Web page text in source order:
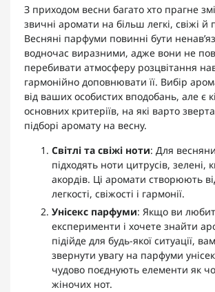
З приходом весни багато хто прагне
звичні аромати на більш легкі, свіжі й
Весняні парфуми повинні бути
водночас виразними, адже вони не
перебивати атмосферу розцвітання
гармонійно доповнювати її. Вибір
від ваших особистих вподобань, але є
основних критеріїв, на які варто
підборі аромату на весну.
Світлі та свіжі ноти: Для
підходять ноти цитрусів, зелені,
акордів. Ці аромати створюють
легкості, свіжості і гармонії.
Унісекс парфуми: Якщо ви
експерименти і хочете знайти
підійде для будь-якої ситуації,
звернути увагу на парфуми
чудово поєднують елементи як
жіночих нот.